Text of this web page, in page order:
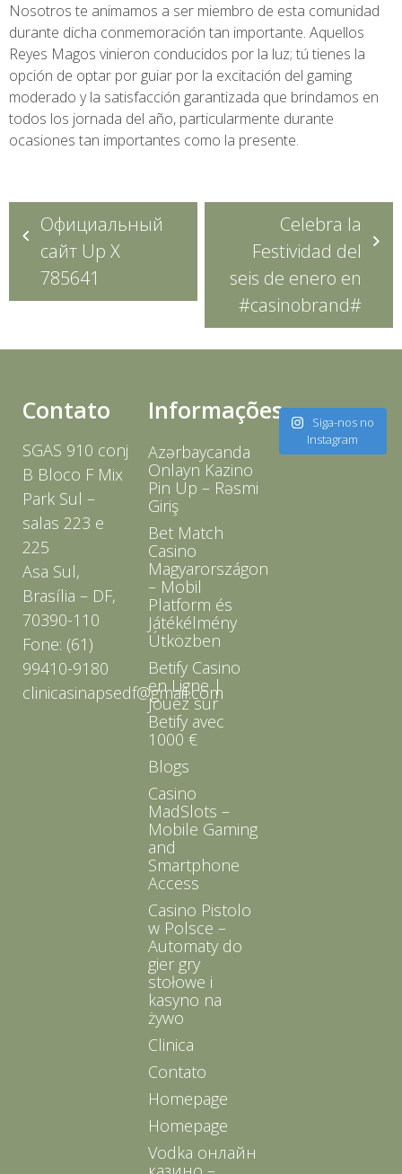
Nosotros te animamos a ser miembro de esta comunidad
durante dicha conmemoración tan importante. Aquellos
Reyes Magos vinieron conducidos por la luz; tú tienes la
opción de optar por guiar por la excitación del gaming
moderado y la satisfacción garantizada que brindamos en
todos los jornada del año, particularmente durante
ocasiones tan importantes como la presente.
Navegação
de
Post
Официальный
сайт Up X
785641
Celebra la
Festividad del
seis de enero en
#casinobrand#
Contato
SGAS 910 conj
B Bloco F Mix
Park Sul –
salas 223 e
225
Asa Sul,
Brasília – DF,
70390-110
Fone: (61)
99410-9180
clinicasinapsedf@gmail.com
Informações
Azərbaycanda
Onlayn Kazino
Pin Up – Rəsmi
Giriş
Bet Match
Casino
Magyarországon
– Mobil
Platform és
Játékélmény
Útközben
Betify Casino
en Ligne |
Jouez sur
Betify avec
1000 €
Blogs
Casino
MadSlots –
Mobile Gaming
and
Smartphone
Access
Casino Pistolo
w Polsce –
Automaty do
gier gry
stołowe i
kasyno na
żywo
Clinica
Contato
Homepage
Homepage
Vodka онлайн
Siga-nos no
Instagram